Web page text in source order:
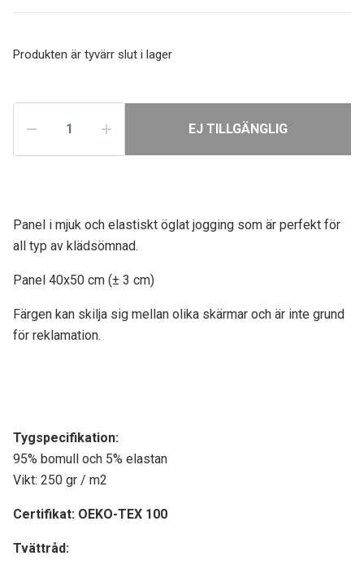
Produkten är tyvärr slut i lager
EJ TILLGÄNGLIG
Panel i mjuk och elastiskt öglat jogging som är perfekt för
all typ av klädsömnad.
Panel 40x50 cm (± 3 cm)
Färgen kan skilja sig mellan olika skärmar och är inte grund
för reklamation.
Tygspecifikation:
95% bomull och 5% elastan
Vikt: 250 gr / m2
Certifikat: OEKO-TEX 100
Tvättråd: